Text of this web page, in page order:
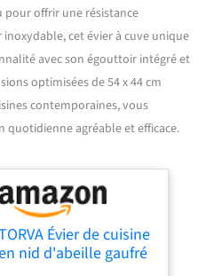
pour offrir une résistance
cet évier à cuve unique
avec son égouttoir intégré et
optimisées de 54 x 44 cm
contemporaines, vous
quotidienne agréable et efficace.
Évier de cuisine
nid d'abeille gaufré